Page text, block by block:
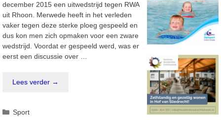
december 2015 een uitwedstrijd tegen RWA
uit Rhoon. Merwede heeft in het verleden
vaker tegen deze sterke ploeg gespeeld en
dus kon men zich opmaken voor een zware
wedstrijd. Voordat er gespeeld werd, was er
eerst een discussie over …
Lees verder →
Categorieën
Sport